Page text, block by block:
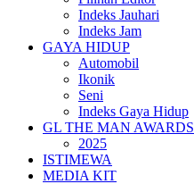
Indeks Jauhari
Indeks Jam
GAYA HIDUP
Automobil
Ikonik
Seni
Indeks Gaya Hidup
GL THE MAN AWARDS
2025
ISTIMEWA
MEDIA KIT